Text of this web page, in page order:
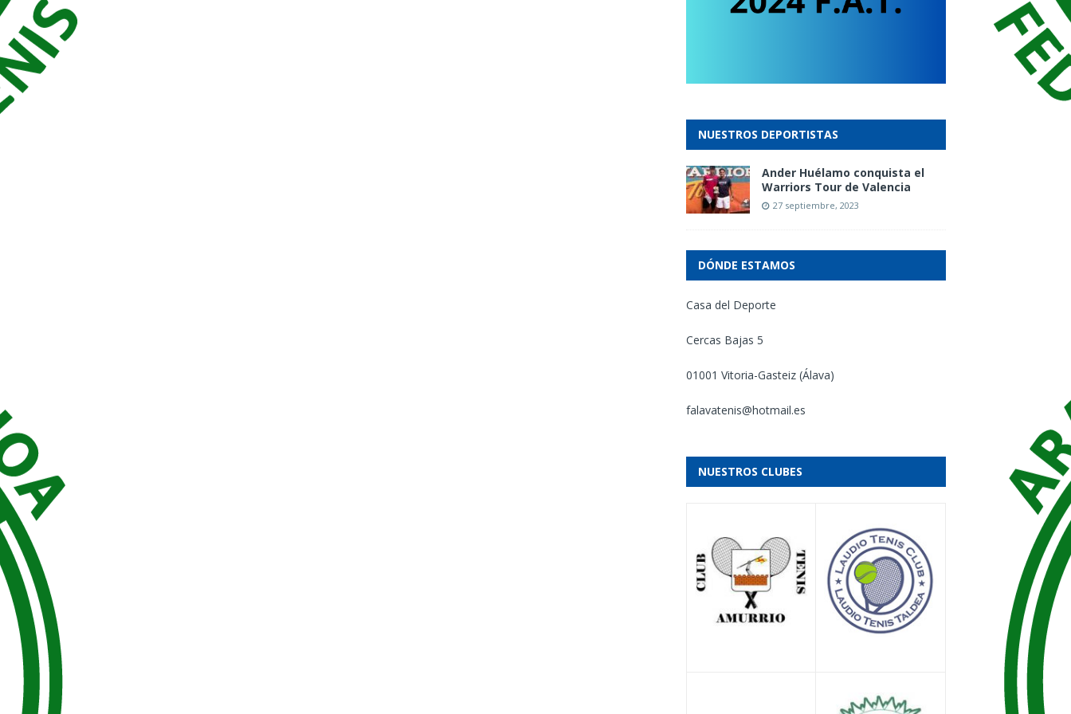
NUESTROS DEPORTISTAS
Ander Huélamo conquista el
Warriors Tour de Valencia
27 septiembre, 2023
DÓNDE ESTAMOS
Casa del Deporte
Cercas Bajas 5
01001 Vitoria-Gasteiz (Álava)
falavatenis@hotmail.es
NUESTROS CLUBES